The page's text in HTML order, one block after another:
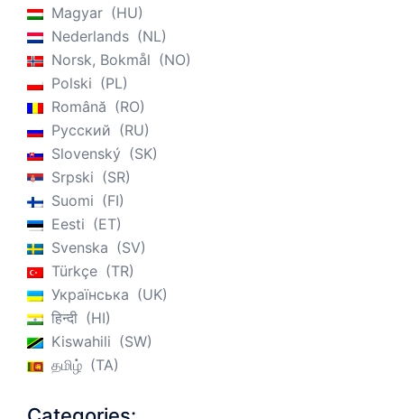
Magyar
HU
Nederlands
NL
Norsk, Bokmål
NO
Polski
PL
Română
RO
Русский
RU
Slovenský
SK
Srpski
SR
Suomi
FI
Eesti
ET
Svenska
SV
Türkçe
TR
Українська
UK
हिन्दी
HI
Kiswahili
SW
தமிழ்
TA